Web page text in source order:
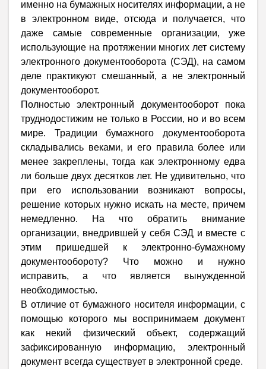
именно на бумажных носителях информации, а не
в электронном виде, отсюда и получается, что
даже самые современные организации, уже
использующие на протяжении многих лет систему
электронного документооборота (СЭД), на самом
деле практикуют смешанный, а не электронный
документооборот.
Полностью электронный документооборот пока
труднодостижим не только в России, но и во всем
мире. Традиции бумажного документооборота
складывались веками, и его правила более или
менее закреплены, тогда как электронному едва
ли больше двух десятков лет. Не удивительно, что
при его использовании возникают вопросы,
решение которых нужно искать на месте, причем
немедленно. На что обратить внимание
организации, внедрившей у себя СЭД и вместе с
этим пришедшей к электронно-бумажному
документообороту? Что можно и нужно
исправить, а что является вынужденной
необходимостью.
В отличие от бумажного носителя информации, с
помощью которого мы воспринимаем документ
как некий физический объект, содержащий
зафиксированную информацию, электронный
документ всегда существует в электронной среде.